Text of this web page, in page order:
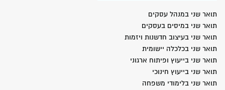
תואר שני במנהל עסקים
תואר שני במיסים בעסקים
תואר שני בעיצוב חדשנות ויזמות
תואר שני בכלכלה יישומית
תואר שני בייעוץ ופיתוח ארגוני
תואר שני בייעוץ חינוכי
תואר שני בלימודי משפחה